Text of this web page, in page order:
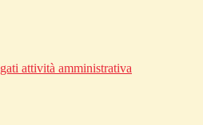
attività amministrativa